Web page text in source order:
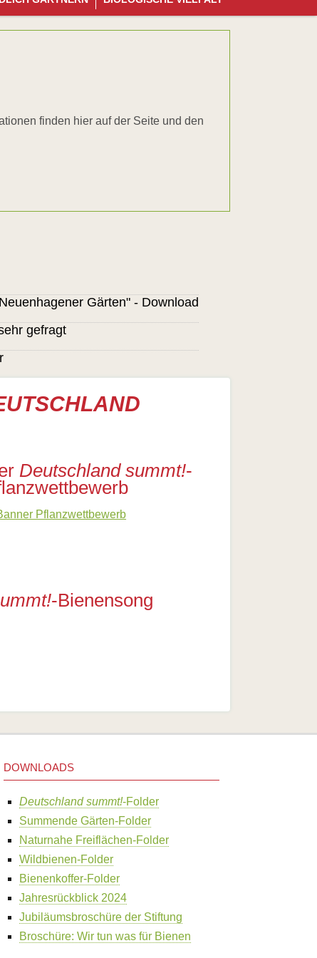
finden hier auf der Seite und den
Gärten" - Download
gefragt
Deutschland summt!-
-Bienensong
DOWNLOADS
Deutschland summt!-Folder
Summende Gärten-Folder
Naturnahe Freiflächen-Folder
Wildbienen-Folder
Bienenkoffer-Folder
Jahresrückblick 2024
Jubiläumsbroschüre der Stiftung
Broschüre: Wir tun was für Bienen